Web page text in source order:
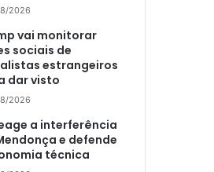
2026
vai monitorar
sociais de
estrangeiros
dar visto
2026
a interferência
e defende
técnica